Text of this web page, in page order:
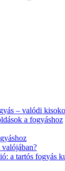
– valódi
a fogyáshoz
a tartós fogyás